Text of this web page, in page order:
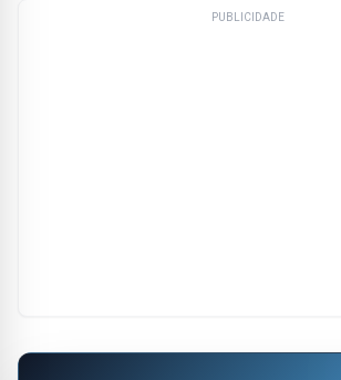
PUBLICIDADE